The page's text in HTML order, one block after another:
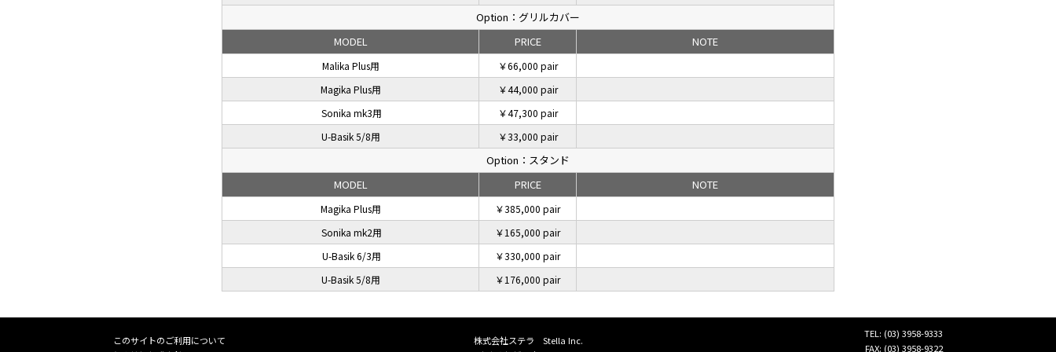
Option：グリルカバー
MODEL
PRICE NOTE
Malika Plus用
￥66,000 pair
Magika Plus用
￥44,000 pair
Sonika mk3用
￥47,300 pair
U-Basik 5/8用
￥33,000 pair
Option：スタンド
MODEL
PRICE NOTE
Magika Plus用
￥385,000 pair
Sonika mk2用
￥165,000 pair
U-Basik 6/3用
￥330,000 pair
U-Basik 5/8用
￥176,000 pair
このサイトのご利用について
株式会社ステラ Stella Inc.
TEL: (03) 3958-9333
FAX: (03) 3958-9322